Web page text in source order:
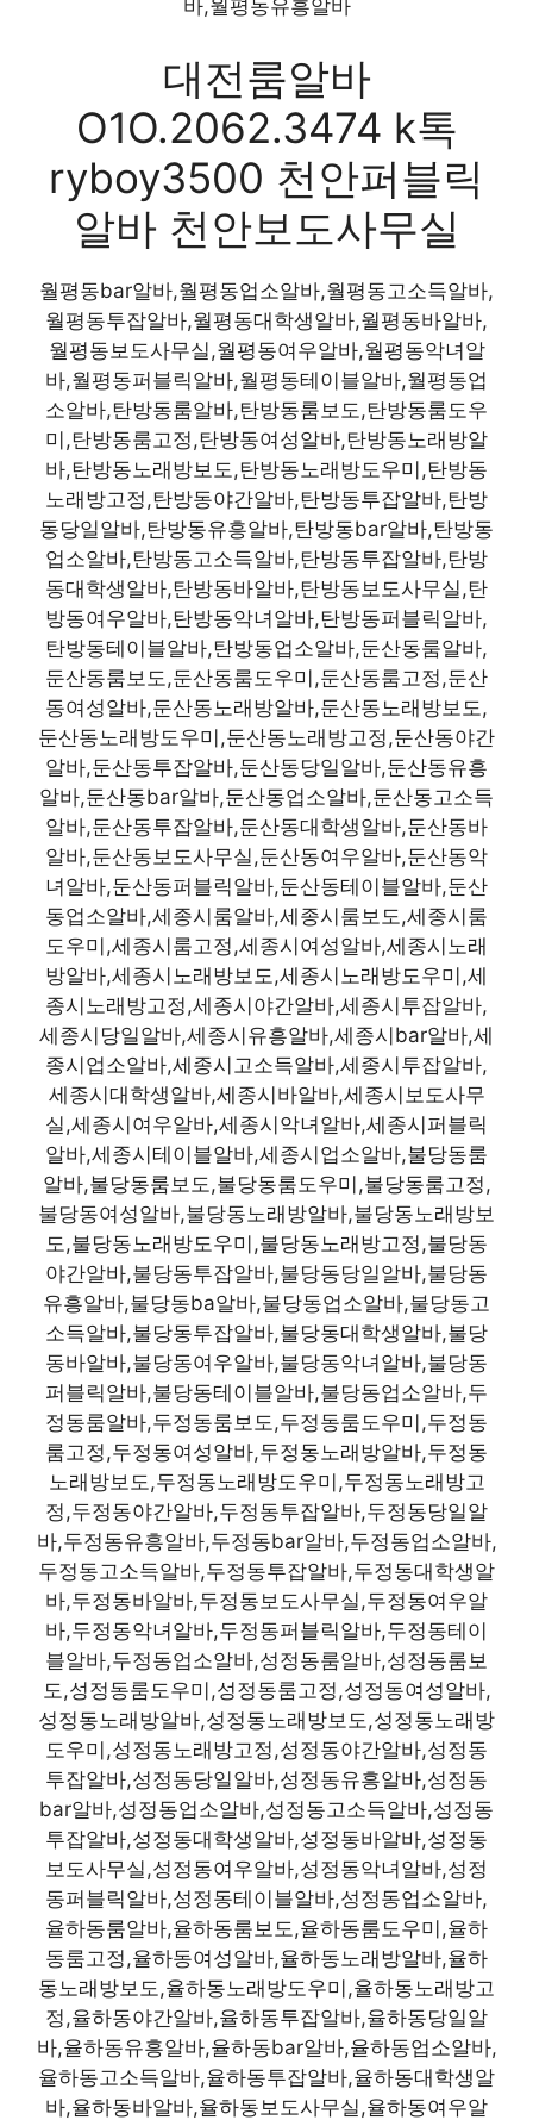
바,월평동유흥알바
대전룸알바
O1O.2062.3474 k톡
ryboy3500 천안퍼블릭
알바 천안보도사무실
월평동bar알바,월평동업소알바,월평동고소득알바,
월평동투잡알바,월평동대학생알바,월평동바알바,
월평동보도사무실,월평동여우알바,월평동악녀알
바,월평동퍼블릭알바,월평동테이블알바,월평동업
소알바,탄방동룸알바,탄방동룸보도,탄방동룸도우
미,탄방동룸고정,탄방동여성알바,탄방동노래방알
바,탄방동노래방보도,탄방동노래방도우미,탄방동
노래방고정,탄방동야간알바,탄방동투잡알바,탄방
동당일알바,탄방동유흥알바,탄방동bar알바,탄방동
업소알바,탄방동고소득알바,탄방동투잡알바,탄방
동대학생알바,탄방동바알바,탄방동보도사무실,탄
방동여우알바,탄방동악녀알바,탄방동퍼블릭알바,
탄방동테이블알바,탄방동업소알바,둔산동룸알바,
둔산동룸보도,둔산동룸도우미,둔산동룸고정,둔산
동여성알바,둔산동노래방알바,둔산동노래방보도,
둔산동노래방도우미,둔산동노래방고정,둔산동야간
알바,둔산동투잡알바,둔산동당일알바,둔산동유흥
알바,둔산동bar알바,둔산동업소알바,둔산동고소득
알바,둔산동투잡알바,둔산동대학생알바,둔산동바
알바,둔산동보도사무실,둔산동여우알바,둔산동악
녀알바,둔산동퍼블릭알바,둔산동테이블알바,둔산
동업소알바,세종시룸알바,세종시룸보도,세종시룸
도우미,세종시룸고정,세종시여성알바,세종시노래
방알바,세종시노래방보도,세종시노래방도우미,세
종시노래방고정,세종시야간알바,세종시투잡알바,
세종시당일알바,세종시유흥알바,세종시bar알바,세
종시업소알바,세종시고소득알바,세종시투잡알바,
세종시대학생알바,세종시바알바,세종시보도사무
실,세종시여우알바,세종시악녀알바,세종시퍼블릭
알바,세종시테이블알바,세종시업소알바,불당동룸
알바,불당동룸보도,불당동룸도우미,불당동룸고정,
불당동여성알바,불당동노래방알바,불당동노래방보
도,불당동노래방도우미,불당동노래방고정,불당동
야간알바,불당동투잡알바,불당동당일알바,불당동
유흥알바,불당동ba알바,불당동업소알바,불당동고
소득알바,불당동투잡알바,불당동대학생알바,불당
동바알바,불당동여우알바,불당동악녀알바,불당동
퍼블릭알바,불당동테이블알바,불당동업소알바,두
정동룸알바,두정동룸보도,두정동룸도우미,두정동
룸고정,두정동여성알바,두정동노래방알바,두정동
노래방보도,두정동노래방도우미,두정동노래방고
정,두정동야간알바,두정동투잡알바,두정동당일알
바,두정동유흥알바,두정동bar알바,두정동업소알바,
두정동고소득알바,두정동투잡알바,두정동대학생알
바,두정동바알바,두정동보도사무실,두정동여우알
바,두정동악녀알바,두정동퍼블릭알바,두정동테이
블알바,두정동업소알바,성정동룸알바,성정동룸보
도,성정동룸도우미,성정동룸고정,성정동여성알바,
성정동노래방알바,성정동노래방보도,성정동노래방
도우미,성정동노래방고정,성정동야간알바,성정동
투잡알바,성정동당일알바,성정동유흥알바,성정동
bar알바,성정동업소알바,성정동고소득알바,성정동
투잡알바,성정동대학생알바,성정동바알바,성정동
보도사무실,성정동여우알바,성정동악녀알바,성정
동퍼블릭알바,성정동테이블알바,성정동업소알바,
율하동룸알바,율하동룸보도,율하동룸도우미,율하
동룸고정,율하동여성알바,율하동노래방알바,율하
동노래방보도,율하동노래방도우미,율하동노래방고
정,율하동야간알바,율하동투잡알바,율하동당일알
바,율하동유흥알바,율하동bar알바,율하동업소알바,
율하동고소득알바,율하동투잡알바,율하동대학생알
바,율하동바알바,율하동보도사무실,율하동여우알